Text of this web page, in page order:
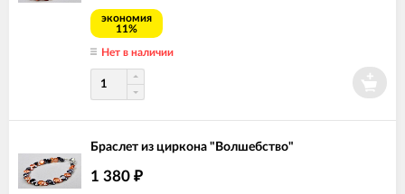
экономия
11%
Нет в наличии
Браслет из циркона "Волшебство"
1 380 ₽